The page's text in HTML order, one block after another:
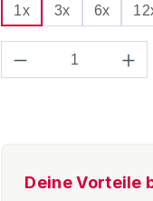
1x 3x 6x
Produkt
Deine Vorteile